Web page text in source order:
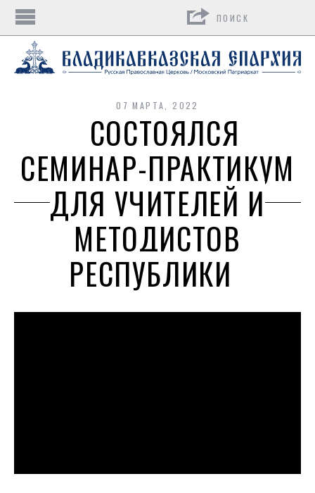
07 МАРТА, 2022
СОСТОЯЛСЯ
СЕМИНАР-ПРАКТИКУМ
ДЛЯ УЧИТЕЛЕЙ И
МЕТОДИСТОВ
РЕСПУБЛИКИ